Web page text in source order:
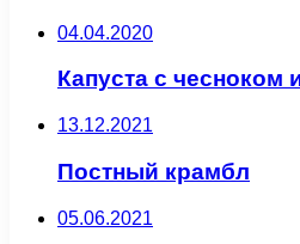
04.04.2020
Капуста с чесноком
13.12.2021
Постный крамбл
05.06.2021